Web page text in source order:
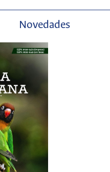
Novedades